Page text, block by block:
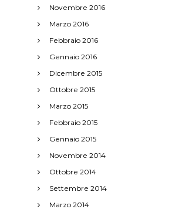
Novembre 2016
Marzo 2016
Febbraio 2016
Gennaio 2016
Dicembre 2015
Ottobre 2015
Marzo 2015
Febbraio 2015
Gennaio 2015
Novembre 2014
Ottobre 2014
Settembre 2014
Marzo 2014